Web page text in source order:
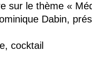
sur le thème «
Dabin,
cocktail